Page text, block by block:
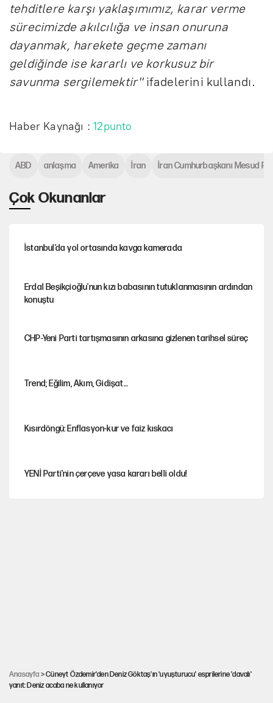
tehditlere karşı yaklaşımımız, karar verme
sürecimizde akılcılığa ve insan onuruna
dayanmak, harekete geçme zamanı
geldiğinde ise kararlı ve korkusuz bir
savunma sergilemektir"ifadelerini kullandı.
Haber Kaynağı :12punto
Çok Okunanlar
İstanbul’da yol ortasında kavga kamerada
Erdal Beşikçioğlu'nun kızı babasının tutuklanmasının ardından
konuştu
CHP-Yeni Parti tartışmasının arkasına gizlenen tarihsel süreç
Trend; Eğilim, Akım, Gidişat…
Kısırdöngü: Enflasyon-kur ve faiz kıskacı
YENİ Parti'nin çerçeve yasa kararı belli oldu!
ABD anlaşma Amerika İran İran Cumhurbaşkanı Mesud
Anasayfa > Cüneyt Özdemir'den Deniz Göktaş'ın 'uyuşturucu' esprilerine 'davalı'
yanıt: Deniz acaba ne kullanıyor